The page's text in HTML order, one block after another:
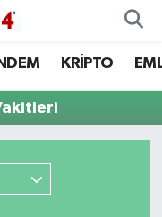
KRİPTO